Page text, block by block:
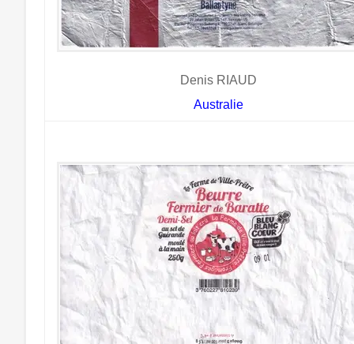
Denis RIAUD
Australie